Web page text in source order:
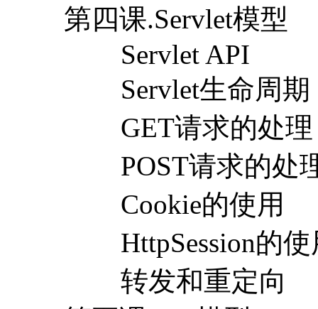
第四课.Servlet模型
Servlet API
Servlet生命周期
GET请求的处理
POST请求的处
Cookie的使用
HttpSession的使
转发和重定向